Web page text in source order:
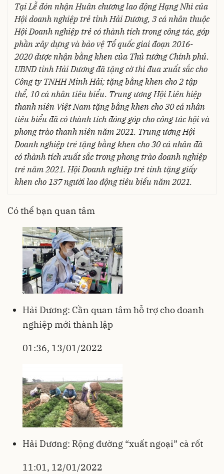
Tại Lễ đón nhận Huân chương lao động Hạng Nhì của
Hội doanh nghiệp trẻ tỉnh Hải Dương, 3 cá nhân thuộc
Hội Doanh nghiệp trẻ có thành tích trong công tác, góp
phần xây dựng và bảo vệ Tổ quốc giai đoạn 2016-
2020 được nhận bằng khen của Thủ tướng Chính phủ.
UBND tỉnh Hải Dương đã tặng cờ thi đua xuất sắc cho
Công ty TNHH Minh Hải; tặng bằng khen cho 2 tập
thể, 10 cá nhân tiêu biểu. Trung ương Hội Liên hiệp
thanh niên Việt Nam tặng bằng khen cho 30 cá nhân
tiêu biểu đã có thành tích đóng góp cho công tác hội và
phong trào thanh niên năm 2021. Trung ương Hội
Doanh nghiệp trẻ tặng bằng khen cho 30 cá nhân đã
có thành tích xuất sắc trong phong trào doanh nghiệp
trẻ năm 2021. Hội Doanh nghiệp trẻ tỉnh tặng giấy
khen cho 137 người lao động tiêu biểu năm 2021.
Có thể bạn quan tâm
Hải Dương: Cần quan tâm hỗ trợ cho doanh
nghiệp mới thành lập
01:36, 13/01/2022
Hải Dương: Rộng đường “xuất ngoại” cà rốt
11:01, 12/01/2022